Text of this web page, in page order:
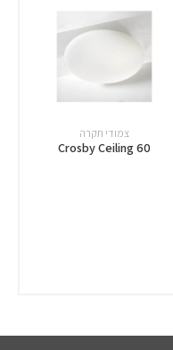
צמודי תקרה
Crosby Ceiling 60